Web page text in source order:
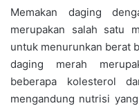
Memakan daging
merupakan salah satu
untuk menurunkan berat
daging merah
beberapa kolesterol
mengandung nutrisi